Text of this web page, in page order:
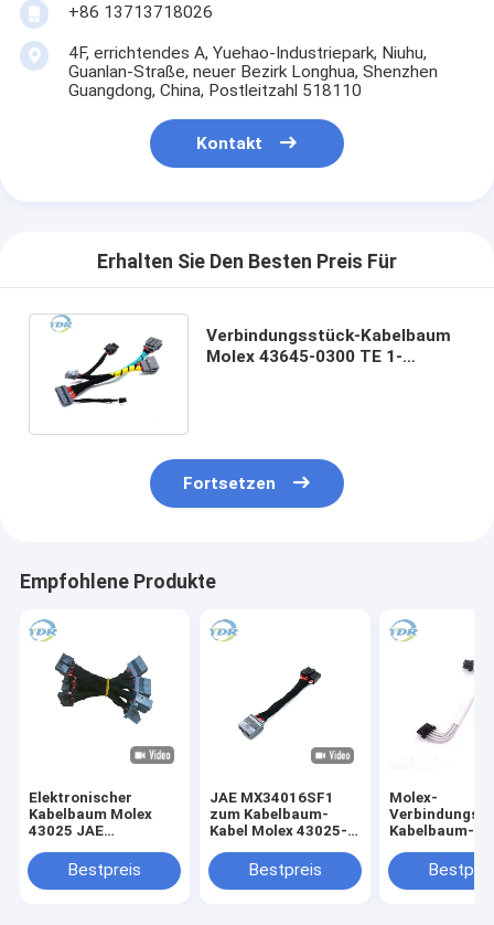
+86 13713718026
4F, errichtendes A, Yuehao-Industriepark, Niuhu,
Guanlan-Straße, neuer Bezirk Longhua, Shenzhen
Guangdong, China, Postleitzahl 518110
Kontakt
Erhalten Sie Den Besten Preis Für
Verbindungsstück-Kabelbaum
Molex 43645-0300 TE 1-
Fortsetzen
Empfohlene Produkte
Elektronischer
Kabelbaum Molex
43025 JAE
Verbindungsstück
Bestpreis
JAE MX34016SF1
zum Kabelbaum-
Kabel Molex 43025-
Bestpreis
Molex-
Kabelbaum-
System-Kabel